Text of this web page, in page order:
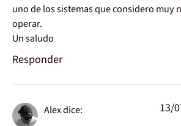
uno de los sistemas que considero muy
operar.
Un saludo
Responder
Alexdice: 13/